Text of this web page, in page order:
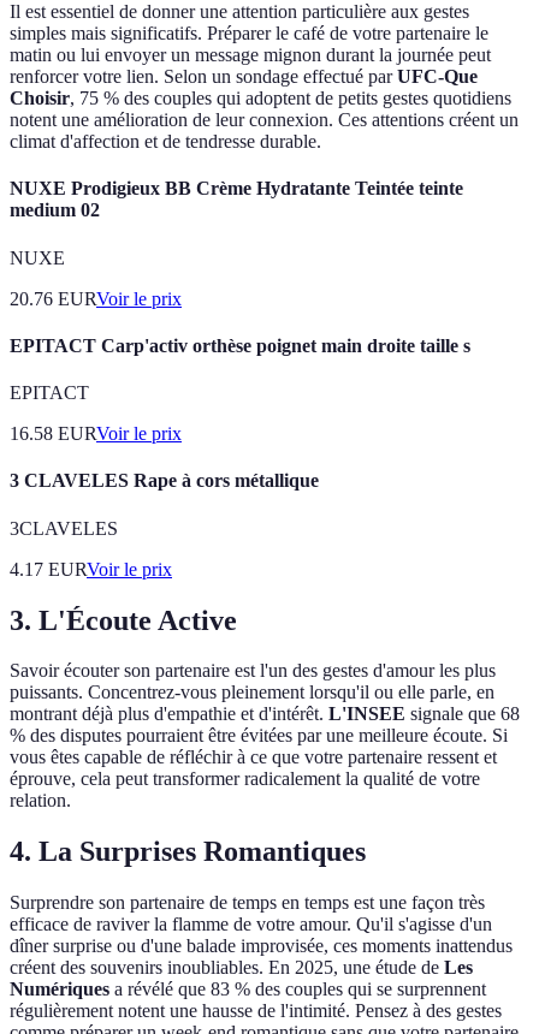
Il est essentiel de donner une attention particulière aux gestes
simples mais significatifs. Préparer le café de votre partenaire le
matin ou lui envoyer un message mignon durant la journée peut
renforcer votre lien. Selon un sondage effectué parUFC-Que
Choisir, 75 % des couples qui adoptent de petits gestes quotidiens
notent une amélioration de leur connexion. Ces attentions créent un
climat d'affection et de tendresse durable.
NUXE Prodigieux BB Crème Hydratante Teintée teinte
medium 02
NUXE
20.76 EURVoir le prix
EPITACT Carp'activ orthèse poignet main droite taille s
EPITACT
16.58 EURVoir le prix
3 CLAVELES Rape à cors métallique
3CLAVELES
4.17 EURVoir le prix
3. L'Écoute Active
Savoir écouter son partenaire est l'un des gestes d'amour les plus
puissants. Concentrez-vous pleinement lorsqu'il ou elle parle, en
montrant déjà plus d'empathie et d'intérêt. L'INSEE signale que 68
% des disputes pourraient être évitées par une meilleure écoute. Si
vous êtes capable de réfléchir à ce que votre partenaire ressent et
éprouve, cela peut transformer radicalement la qualité de votre
relation.
4. La Surprises Romantiques
Surprendre son partenaire de temps en temps est une façon très
efficace de raviver la flamme de votre amour. Qu'il s'agisse d'un
dîner surprise ou d'une balade improvisée, ces moments inattendus
créent des souvenirs inoubliables. En 2025, une étude de Les
Numériques a révélé que 83 % des couples qui se surprennent
régulièrement notent une hausse de l'intimité. Pensez à des gestes